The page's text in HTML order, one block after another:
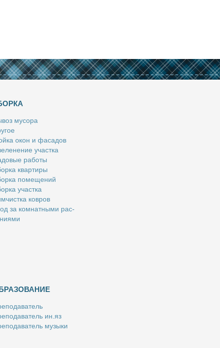
му­со­ра
окон и фа­са­дов
участ­ка
ра­бо­ты
квар­ти­ры
по­ме­ще­ний
участ­ка
ков­ров
за ком­нат­ны­ми рас­
ин.яз
му­зы­ки